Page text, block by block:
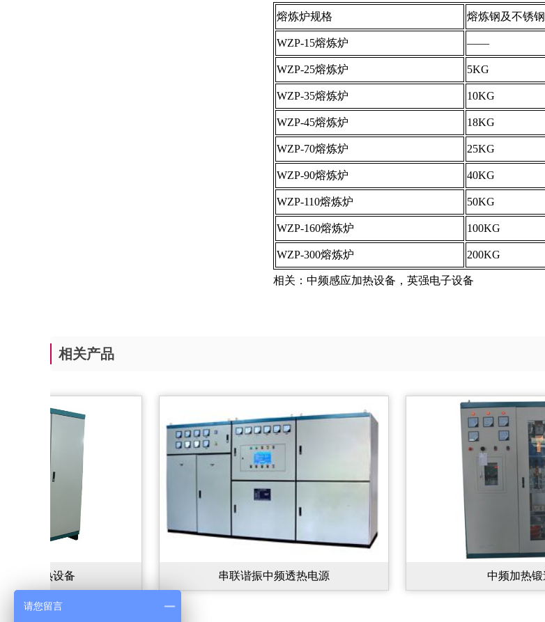
熔炼炉规格 熔炼钢及不锈钢
WZP-15熔炼炉 ——
WZP-25熔炼炉 5KG
WZP-35熔炼炉 10KG
WZP-45熔炼炉 18KG
WZP-70熔炼炉 25KG
WZP-90熔炼炉 40KG
WZP-110熔炼炉 50KG
WZP-160熔炼炉 100KG
WZP-300熔炼炉 200KG
相关：中频感应加热设备，英强电子设备
相关产品
串联谐振中频透热电源 中频加热锻造
请您留言